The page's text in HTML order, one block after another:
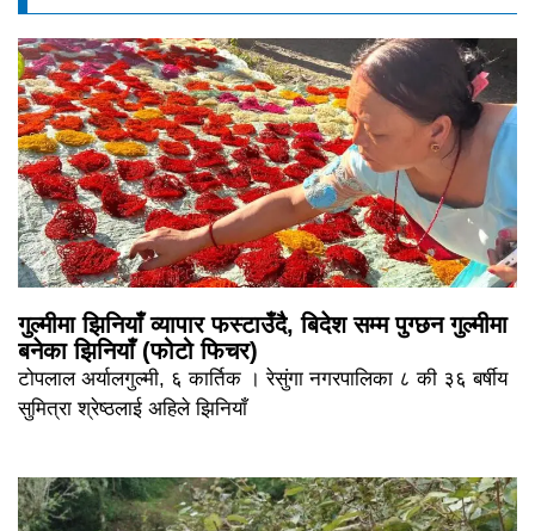
गुल्मीमा झिनियाँ व्यापार फस्टाउँदै, बिदेश सम्म पुग्छन गुल्मीमा
बनेका झिनियाँ (फोटो फिचर)
टोपलाल अर्यालगुल्मी, ६ कार्तिक । रेसुंगा नगरपालिका ८ की ३६ बर्षीय
सुमित्रा श्रेष्ठलाई अहिले झिनियाँ